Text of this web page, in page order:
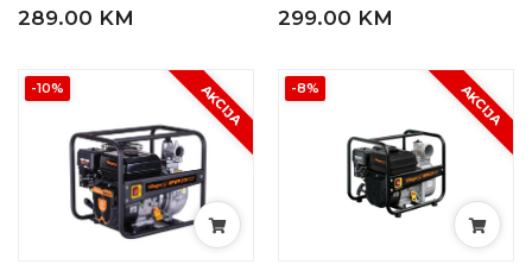
289.00 KM 299.00 KM
-10% AKCIJA -8% AKCIJA